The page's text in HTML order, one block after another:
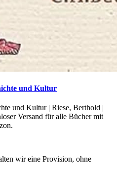
und Kultur
und Kultur | Riese, Berthold |
Versand für alle Bücher mit
wir eine Provision, ohne